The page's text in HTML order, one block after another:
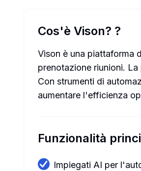
Cos'è Vison? ?
Vison è una piattaforma
prenotazione riunioni.
Con strumenti di
aumentare l'efficienza
Funzionalità
Impiegati AI per